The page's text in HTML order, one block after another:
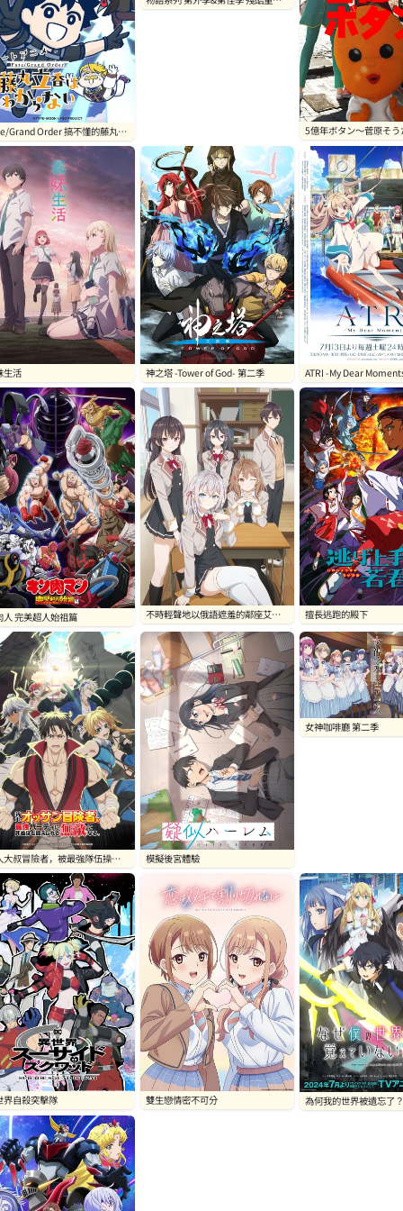
Grand Order 搞不懂的藤丸立
二季
5億年ボタン〜菅原そう
トショート〜
生活 神之塔 -Tower of God- 第二季 ATRI -My Dear
人 完美超人始祖篇
不時輕聲地以俄語遮羞的鄰座艾莉
擅長逃跑的殿下
大叔冒險者，被最強隊伍操到
無敵
模擬後宮體驗
女神咖啡廳 第二季
界自殺突擊隊 雙生戀情密不可分 為何我的世界被遺忘了？